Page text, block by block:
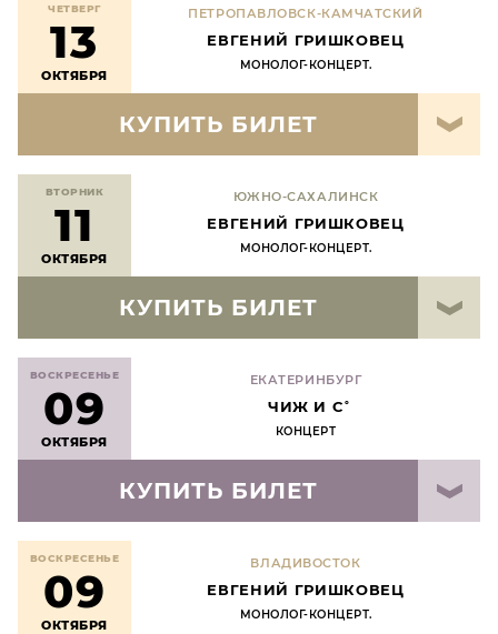
ЧЕТВЕРГ
13
ОКТЯБРЯ
ПЕТРОПАВЛОВСК-КАМЧАТСКИЙ
ЕВГЕНИЙ ГРИШКОВЕЦ
МОНОЛОГ-КОНЦЕРТ.
КУПИТЬ БИЛЕТ
ВТОРНИК
11
ОКТЯБРЯ
ЮЖНО-САХАЛИНСК
ЕВГЕНИЙ ГРИШКОВЕЦ
МОНОЛОГ-КОНЦЕРТ.
КУПИТЬ БИЛЕТ
ВОСКРЕСЕНЬЕ
09
ОКТЯБРЯ
ЕКАТЕРИНБУРГ
ЧИЖ И С˚
КОНЦЕРТ
КУПИТЬ БИЛЕТ
ВОСКРЕСЕНЬЕ
09
ОКТЯБРЯ
ВЛАДИВОСТОК
ЕВГЕНИЙ ГРИШКОВЕЦ
МОНОЛОГ-КОНЦЕРТ.